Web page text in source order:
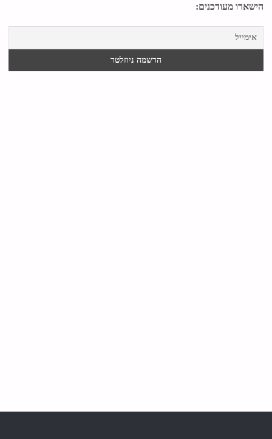
הישארו מעודכנים: